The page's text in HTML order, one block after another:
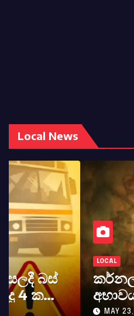
Local News
LOCAL
කර්නල් අශෝක
අභාවය අප රටට
MAY 23, 2026 NEWS